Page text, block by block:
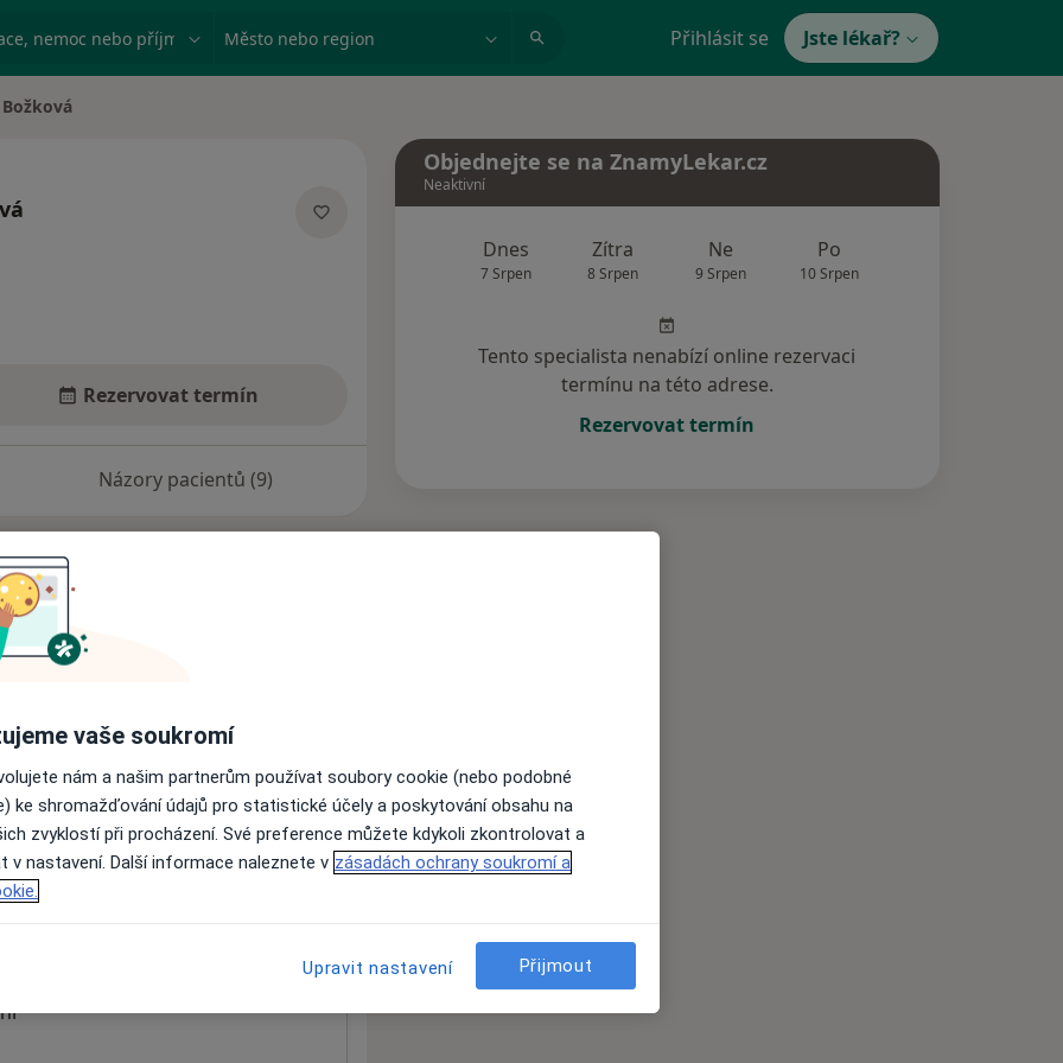
nemoc nebo příjmení Město nebo region Přihlásit se Jste lékař?
Rezervovat termín
Názory pacientů (9)
nejsou k dispozici
informace o svých službách.
Objednejte se na ZnamyLekar.cz
Neaktivní
Dnes
7 Srpen
Zítra
8 Srpen
Ne
9 Srpen
Po
10 Srpen
Tento specialista nenabízí online rezervaci
termínu na této adrese.
Rezervovat termín
vaše soukromí
nám a našim partnerům používat soubory cookie (nebo podobné
ke shromažďování údajů pro statistické účely a poskytování obsahu na
zvyklostí při procházení. Své preference můžete kdykoli zkontrolovat a
v nastavení. Další informace naleznete v zásadách ochrany soukromí a
Upravit nastavení Přijmout